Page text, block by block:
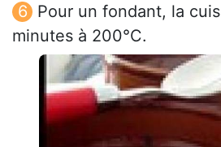
Pour un fondant, la
minutes à 200°C.